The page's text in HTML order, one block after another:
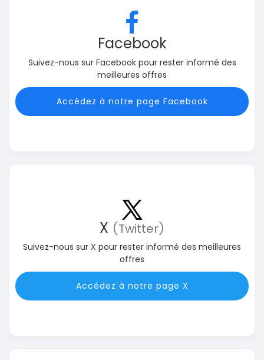
Facebook
Suivez-nous sur Facebook pour rester informé des
meilleures offres
Accédez à notre page Facebook
X (Twitter)
Suivez-nous sur X pour rester informé des meilleures
offres
Accédez à notre page X